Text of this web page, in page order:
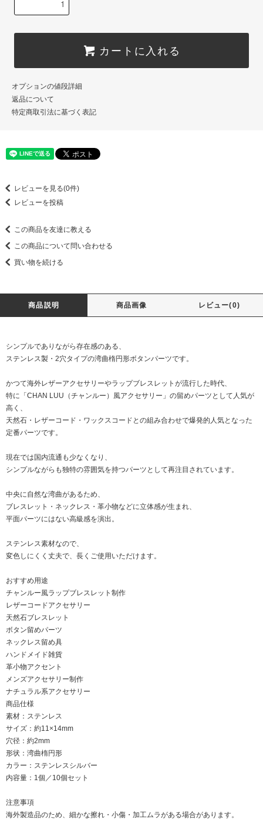
カートに入れる
オプションの値段詳細
返品について
特定商取引法に基づく表記
レビューを見る(0件)
レビューを投稿
この商品を友達に教える
この商品について問い合わせる
買い物を続ける
商品説明 商品画像 レビュー(0)
シンプルでありながら存在感のある、
ステンレス製・2穴タイプの湾曲楕円形ボタンパーツです。
かつて海外レザーアクセサリーやラップブレスレットが流行した時代、
特に「CHAN LUU（チャンルー）風アクセサリー」の留めパーツとして人気が
高く、
天然石・レザーコード・ワックスコードとの組み合わせで爆発的人気となった
定番パーツです。
現在では国内流通も少なくなり、
シンプルながらも独特の雰囲気を持つパーツとして再注目されています。
中央に自然な湾曲があるため、
ブレスレット・ネックレス・革小物などに立体感が生まれ、
平面パーツにはない高級感を演出。
ステンレス素材なので、
変色しにくく丈夫で、長くご使用いただけます。
おすすめ用途
チャンルー風ラップブレスレット制作
レザーコードアクセサリー
天然石ブレスレット
ボタン留めパーツ
ネックレス留め具
ハンドメイド雑貨
革小物アクセント
メンズアクセサリー制作
ナチュラル系アクセサリー
商品仕様
素材：ステンレス
サイズ：約11×14mm
穴径：約2mm
形状：湾曲楕円形
カラー：ステンレスシルバー
内容量：1個／10個セット
注意事項
海外製造品のため、細かな擦れ・小傷・加工ムラがある場合があります。